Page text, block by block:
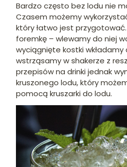
Bardzo często bez lodu nie
Czasem możemy
który łatwo jest
foremkę – wlewamy do niej
wyciągnięte kostki wkładamy
wstrząsamy w shakerze z
przepisów na drinki jednak
kruszonego lodu, który
pomocą kruszarki do lodu.